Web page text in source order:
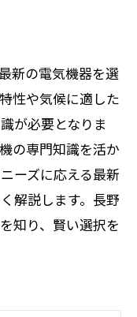
新の電気機器を選
性や気候に適した
が必要となりま
の専門知識を活か
ーズに応える最新
解説します。長野
知り、賢い選択を